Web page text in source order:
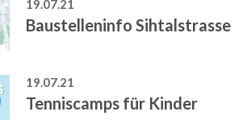
19.07.21
Baustelleninfo Sihtalstrasse
19.07.21
Tenniscamps für Kinder